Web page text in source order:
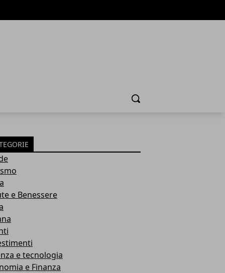
Cerca
e Benessere
e tecnologia
e Finanza